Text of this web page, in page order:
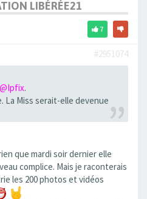
LIBÉRÉE21
7
#2951074
@Ipfix.
La Miss serait-elle devenue
que mardi soir dernier elle
complice. Mais je raconterais
les 200 photos et vidéos